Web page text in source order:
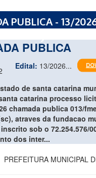
PUBLICA - 13/
PUBLICA
Edital: 13/2026...
de santa catarina
catarina processo
chamada publica 013/
atraves da fundacao
sob o 72.254.576/
dos inter...
PREFEITURA MUNICIPAL